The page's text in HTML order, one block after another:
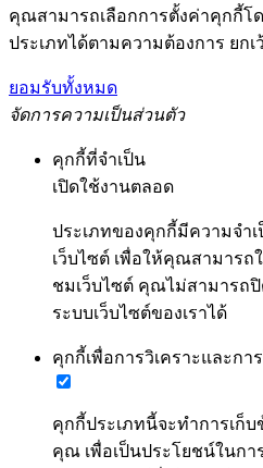
คุณสามารถเลือกการตั้งค่าคุกกี้โ
ประเภทได้ตามความต้องการ ยก
ยอมรับทั้งหมด
จัดการความเป็นส่วนตัว
คุกกี้ที่จำเป็น
เปิดใช้งานตลอด
ประเภทของคุกกี้มีความจำ
เว็บไซต์ เพื่อให้คุณสามารถ
ชมเว็บไซต์ คุณไม่สามารถ
ระบบเว็บไซต์ของเราได้
คุกกี้เพื่อการวิเคราะและก
คุกกี้ประเภทนี้จะทำการเก็
คุณ เพื่อเป็นประโยชน์ในก